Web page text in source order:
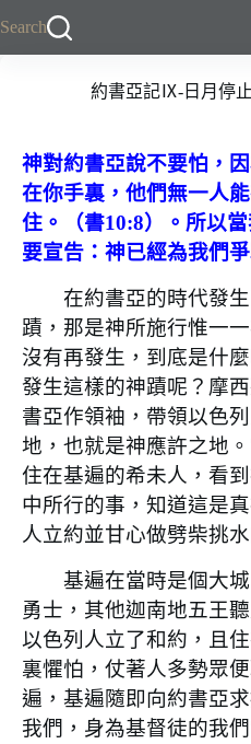
Search
約書亞記Ⅸ-日月停
神對約書亞說不要怕，
在你手裏，他們無一人
住。（書10:8）。所以
要宣告：神已經為我們
在約書亞的時代發生
蹟，那是神所施行惟一
沒有再發生，到底是什
發生這樣的神蹟呢？摩
書亞作領袖，帶領以色
地，也就是神應許之地
住在基遍的希未人，看
中所行的事，知道這是
人立約並甘心做劈柴挑
基遍在當時是個大城
勇士，其他迦南地五王
以色列人立了和約，且
裏懼怕，仗著人多勢眾
遍，基遍隨即向約書亞
我們，身為基督徒的我